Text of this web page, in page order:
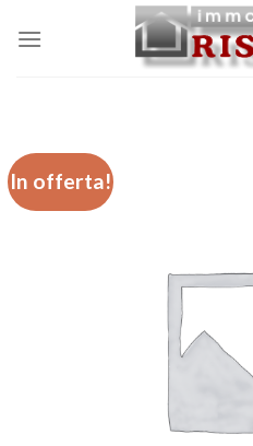
In offerta!